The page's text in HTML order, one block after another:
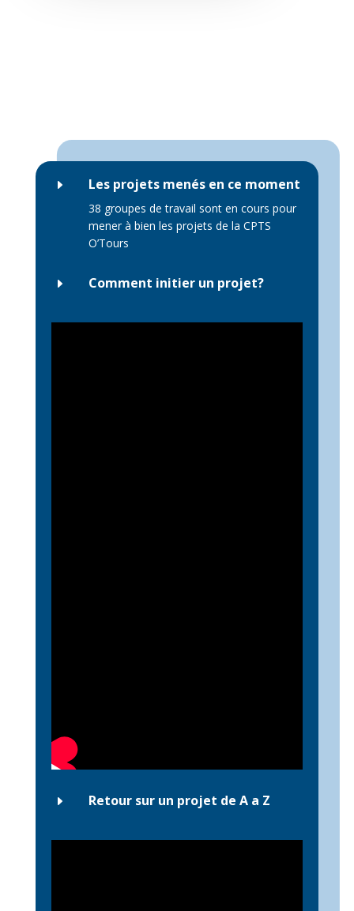
E Les projets menés en ce moment
38 groupes de travail sont en cours pour
mener à bien les projets de la CPTS
O’Tours
E Comment initier un projet?
E Retour sur un projet de A a Z